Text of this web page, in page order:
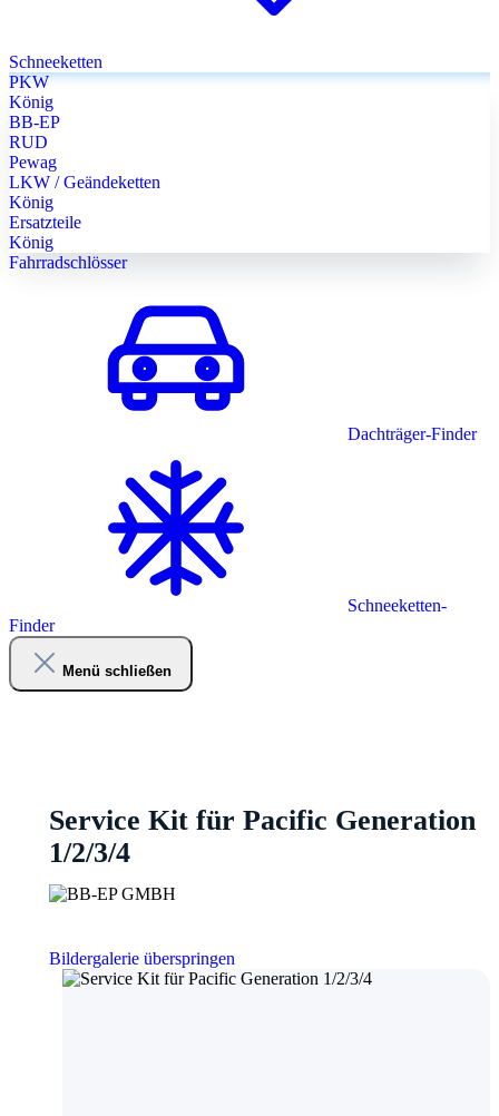
Schneeketten
PKW
König
BB-EP
RUD
Pewag
LKW / Geändeketten
König
Ersatzteile
König
Fahrradschlösser
Dachträger-Finder
Schneeketten-
Finder
Menü schließen
Service Kit für Pacific Generation
1/2/3/4
Bildergalerie überspringen